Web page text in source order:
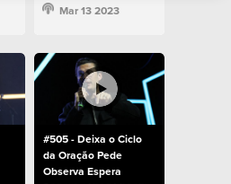
Mar 13 2023
#505 - Deixa o Ciclo
da Oração Pede
Observa Espera